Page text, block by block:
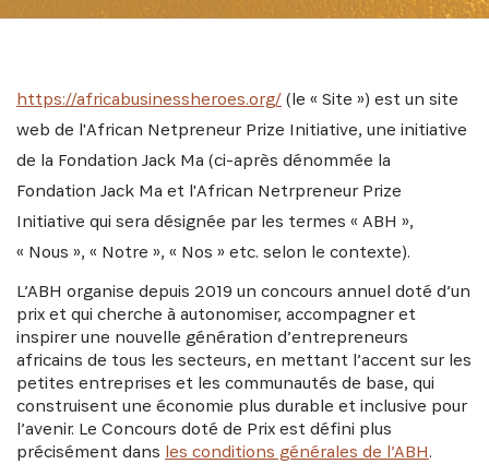
https://africabusinessheroes.org/(le « Site ») est un site
web de l'African Netpreneur Prize Initiative, une initiative
de la Fondation Jack Ma (ci-après dénommée la
Fondation Jack Ma et l'African Netrpreneur Prize
Initiative qui sera désignée par les termes « ABH »,
« Nous », « Notre », « Nos » etc. selon le contexte).
L’ABH organise depuis 2019 un concours annuel doté d’un
prix et qui cherche à autonomiser, accompagner et
inspirer une nouvelle génération d’entrepreneurs
africains de tous les secteurs, en mettant l’accent sur les
petites entreprises et les communautés de base, qui
construisent une économie plus durable et inclusive pour
l’avenir. Le Concours doté de Prix est défini plus
précisément dans les conditions générales de l’ABH.